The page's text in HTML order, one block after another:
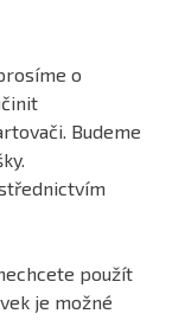
o
Budeme
použít
je možné